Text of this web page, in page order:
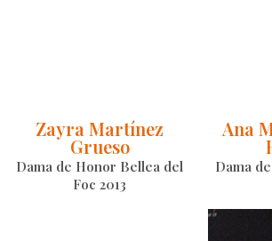
Zayra Martínez
Grueso
Dama de Honor Bellea del
Foc 2013
Ana
Dama